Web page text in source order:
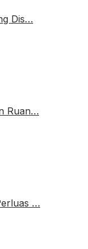
Dis…
Ruan…
…